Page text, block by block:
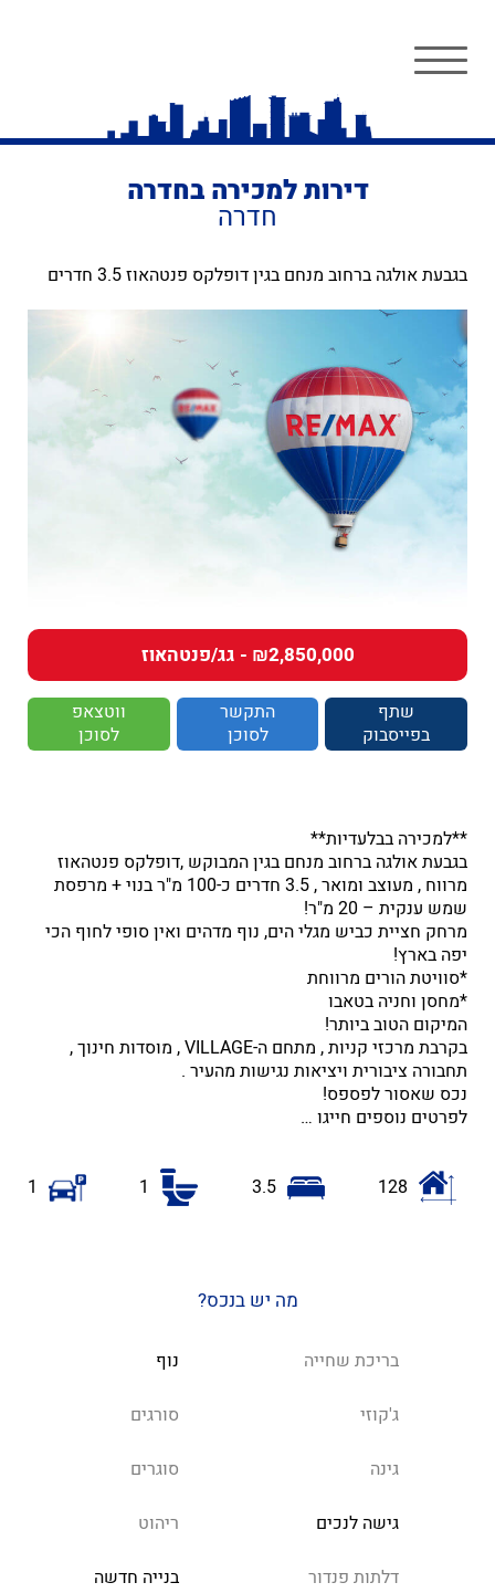
דירות למכירה בחדרה
חדרה
בגבעת אולגה ברחוב מנחם בגין דופלקס פנטהאוז 3.5 חדרים
₪2,850,000 - גג/פנטהאוז
שתף
בפייסבוק
התקשר
לסוכן
ווטצאפ
לסוכן
**למכירה בבלעדיות**
בגבעת אולגה ברחוב מנחם בגין המבוקש ,דופלקס פנטהאוז
מרווח , מעוצב ומואר , 3.5 חדרים כ-100 מ"ר בנוי + מרפסת
שמש ענקית – 20 מ"ר!
מרחק חציית כביש מגלי הים, נוף מדהים ואין סופי לחוף הכי
יפה בארץ!
*סוויטת הורים מרווחת
*מחסן וחניה בטאבו
המיקום הטוב ביותר!
בקרבת מרכזי קניות , מתחם ה-VILLAGE , מוסדות חינוך ,
תחבורה ציבורית ויציאות נגישות מהעיר .
נכס שאסור לפספס!
לפרטים נוספים חייגו …
128
3.5
1
1
מה יש בנכס?
בריכת שחייה נוף
ג'קוזי סורגים
גינה סוגרים
גישה לנכים ריהוט
דלתות פנדור בנייה חדשה